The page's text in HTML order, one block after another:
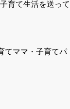
育て生活を送って
てママ・子育てパ